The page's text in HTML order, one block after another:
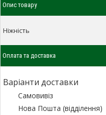
Опис товару
Ніжність
Оплата та доставка
Варіанти доставки
Самовивіз
Нова Пошта (відділення)